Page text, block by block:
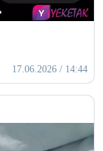
17.06.2026 / 14:44